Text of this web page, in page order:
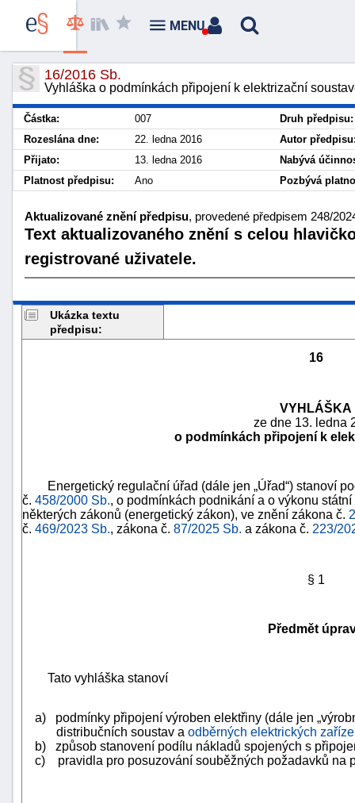
16/2016 Sb.
Vyhláška o podmínkách připojení k elektrizační
Částka: 007
Druh předpisu:
Rozeslána dne:
22. ledna 2016
Autor
Přijato:
13. ledna 2016
Nabývá
Platnost předpisu:
Ano Pozbývá
Aktualizované znění předpisu, provedené předpisem 248/
Text aktualizovaného znění s celou
registrované uživatele.
Ukázka textu
předpisu:
16
VYHLÁŠKA
ze dne 13. ledna
o podmínkách připojení k
Energetický regulační úřad (dále jen „Úřad“) stanoví
č. 458/2000 Sb., o podmínkách podnikání a o výkonu
některých zákonů (energetický zákon), ve znění zákona č.
č. 469/2023 Sb., zákona č. 87/2025 Sb. a zákona č. 223/
§ 1
Předmět
Tato vyhláška stanoví
a) podmínky připojení výroben elektřiny (dále jen
distribučních soustav a odběrných elektrických
b) způsob stanovení podílu nákladů spojených s
c) pravidla pro posuzování souběžných požadavků na
MENU
náhrady